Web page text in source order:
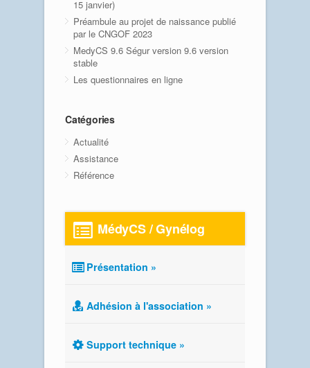
15 janvier)
Préambule au projet de naissance publié
par le CNGOF 2023
MedyCS 9.6 Ségur version 9.6 version
stable
Les questionnaires en ligne
Catégories
Actualité
Assistance
Référence
MédyCS / Gynélog
Présentation »
Adhésion à l'association »
Support technique »